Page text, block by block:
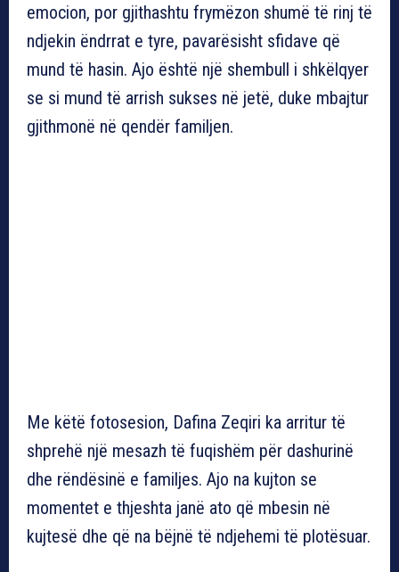
emocion, por gjithashtu frymëzon shumë të rinj të
ndjekin ëndrrat e tyre, pavarësisht sfidave që
mund të hasin. Ajo është një shembull i shkëlqyer
se si mund të arrish sukses në jetë, duke mbajtur
gjithmonë në qendër familjen.
Me këtë fotosesion, Dafina Zeqiri ka arritur të
shprehë një mesazh të fuqishëm për dashurinë
dhe rëndësinë e familjes. Ajo na kujton se
momentet e thjeshta janë ato që mbesin në
kujtesë dhe që na bëjnë të ndjehemi të plotësuar.